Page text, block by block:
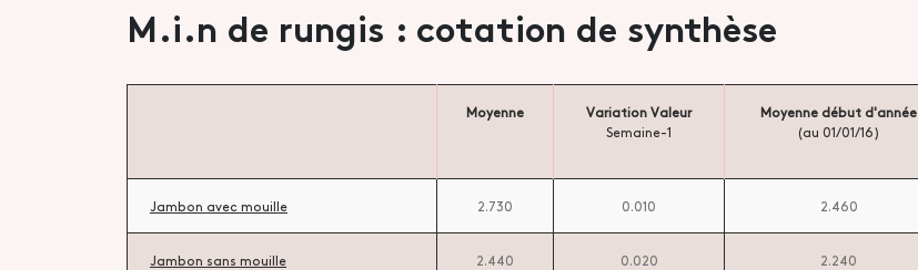
M.i.n de rungis : cotation de synthèse
Moyenne
Variation Valeur
Semaine-1
Moyenne début d'année
(au 01/01/16)
Jambon avec mouille 2.730 0.010 2.460
Jambon sans mouille 2.440 0.020 2.240